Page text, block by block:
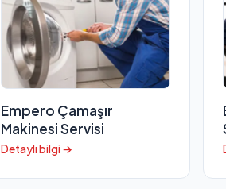
Empero Çamaşır
Makinesi Servisi
Detaylı bilgi →